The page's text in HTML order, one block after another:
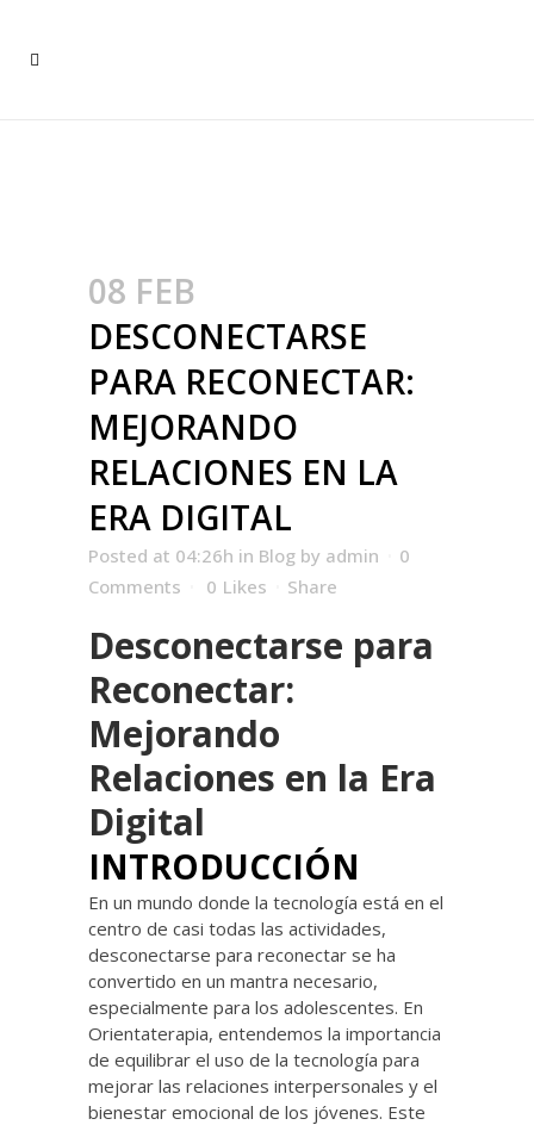
08 FEB
DESCONECTARSE
PARA RECONECTAR:
MEJORANDO
RELACIONES EN LA
ERA DIGITAL
Posted at 04:26h in Blog by admin
0
Comments
0 Likes Share
Desconectarse para
Reconectar:
Mejorando
Relaciones en la Era
Digital
INTRODUCCIÓN
En un mundo donde la tecnología está en el
centro de casi todas las actividades,
desconectarse para reconectar se ha
convertido en un mantra necesario,
especialmente para los adolescentes. En
Orientaterapia, entendemos la importancia
de equilibrar el uso de la tecnología para
mejorar las relaciones interpersonales y el
bienestar emocional de los jóvenes. Este